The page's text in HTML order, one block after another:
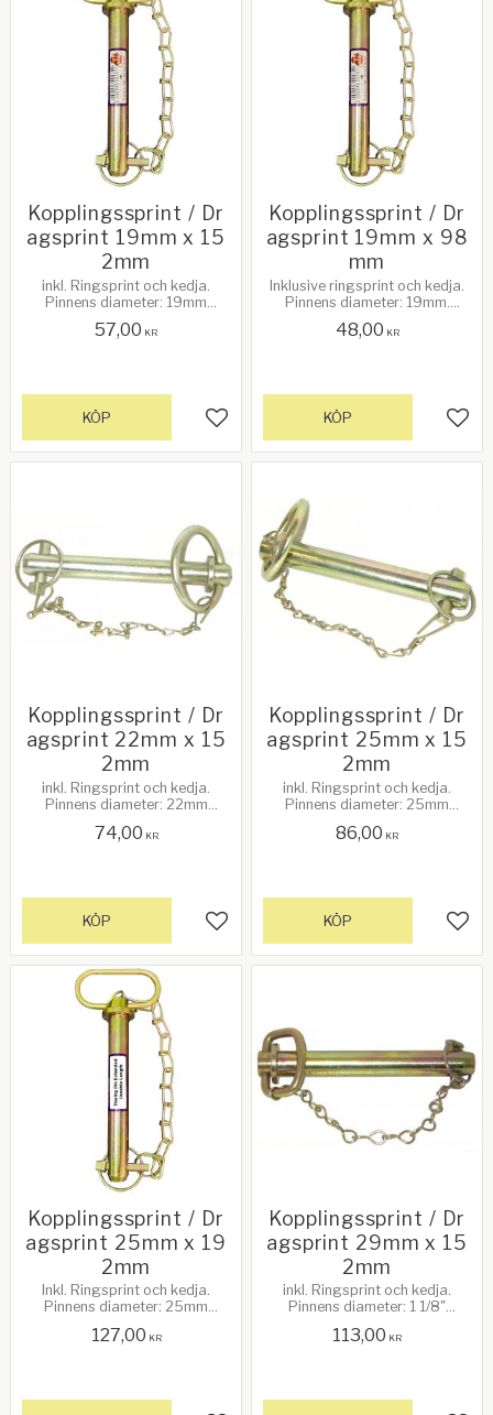
Kopplingssprint / Dr
agsprint 19mm x 15
2mm
inkl. Ringsprint och kedja.
Pinnens diameter: 19mm
57,00 KR
Lägg till i favoriter
KÖP
Kopplingssprint / Dr
agsprint 19mm x 98
mm
Inklusive ringsprint och kedja.
Pinnens diameter: 19mm.
48,00 KR
KÖP
Kopplingssprint / Dr
agsprint 22mm x 15
2mm
inkl. Ringsprint och kedja.
Pinnens diameter: 22mm
74,00 KR
Lägg till i favoriter
KÖP
Kopplingssprint / Dr
agsprint 25mm x 15
2mm
inkl. Ringsprint och kedja.
Pinnens diameter: 25mm
86,00 KR
KÖP
Kopplingssprint / Dr
agsprint 25mm x 19
2mm
Inkl. Ringsprint och kedja.
Pinnens diameter: 25mm
127,00 KR
Kopplingssprint / Dr
agsprint 29mm x 15
2mm
inkl. Ringsprint och kedja.
Pinnens diameter: 1 1/8"
152mm
113,00 KR